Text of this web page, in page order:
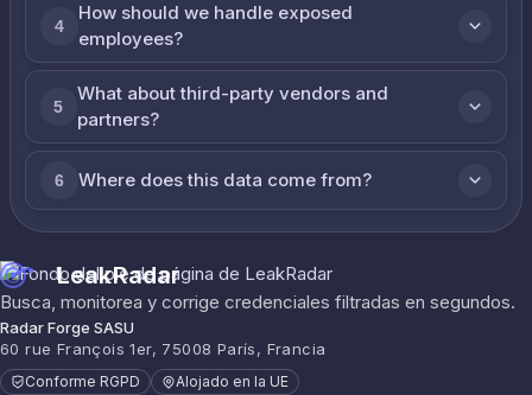
4
How should we handle exposed
employees?
5
What about third-party vendors and
partners?
6 Where does this data come from?
LeakRadar
Busca, monitorea y corrige credenciales filtradas en segundos.
Radar Forge SASU
60 rue François 1er, 75008 París, Francia
Conforme RGPD Alojado en la UE